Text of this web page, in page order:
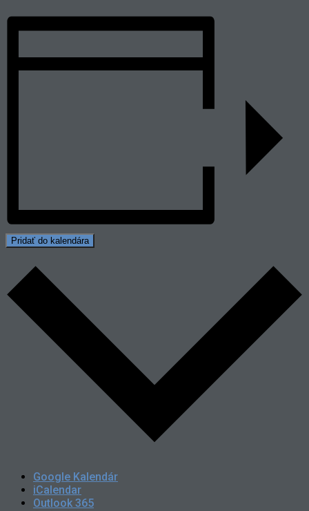
Pridať do kalendára
Google Kalendár
iCalendar
Outlook 365